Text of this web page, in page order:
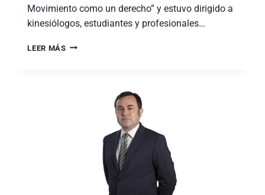
Movimiento como un derecho” y estuvo dirigido a
kinesiólogos, estudiantes y profesionales…
LEER MÁS